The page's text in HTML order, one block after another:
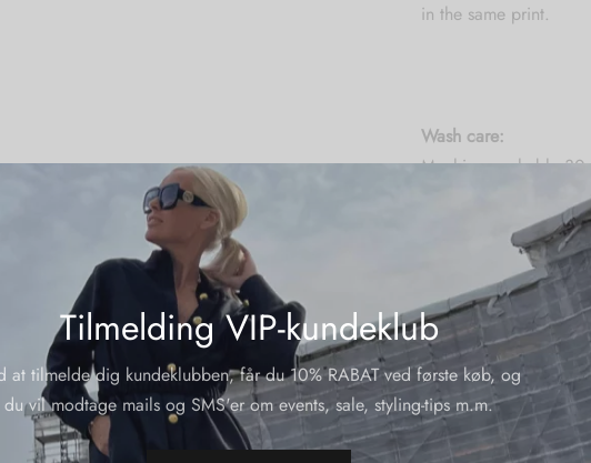
Tilmelding VIP-kundeklub
at tilmelde dig kundeklubben, får du 10% RABAT ved første køb, og
du vil modtage mails og SMS'er om events, sale, styling-tips m.m.
in the same print.
Wash care:
Machine washable 30
62 % satin-woven
polyester (eco-friendly)
Yderligere
Varenummer (SKU):
Kategorier:
,